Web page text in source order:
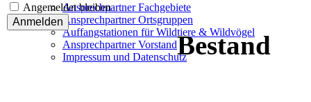
Ansprechpartner Fachgebiete
Ansprechpartner Ortsgruppen
Auffangstationen für Wildtiere & Wildvögel
Ansprechpartner Vorstand
Impressum und Datenschutz
Angemeldet bleiben
Bestand